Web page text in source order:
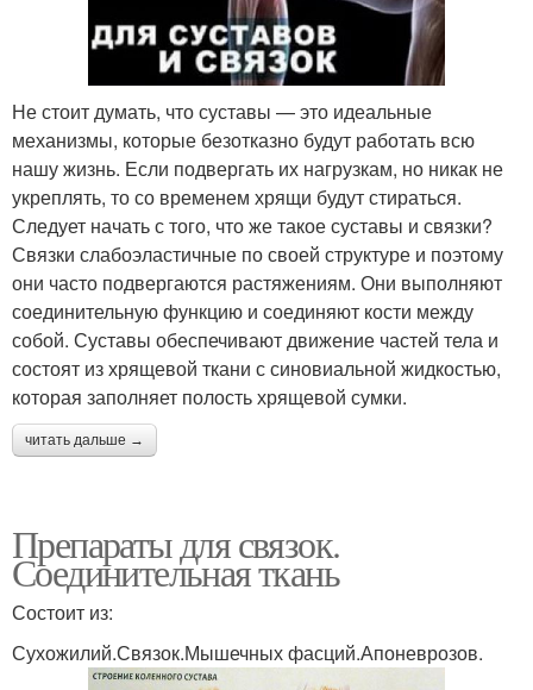
Не стоит думать, что суставы — это идеальные
механизмы, которые безотказно будут работать всю
нашу жизнь. Если подвергать их нагрузкам, но никак не
укреплять, то со временем хрящи будут стираться.
Следует начать с того, что же такое суставы и связки?
Связки слабоэластичные по своей структуре и поэтому
они часто подвергаются растяжениям. Они выполняют
соединительную функцию и соединяют кости между
собой. Суставы обеспечивают движение частей тела и
состоят из хрящевой ткани с синовиальной жидкостью,
которая заполняет полость хрящевой сумки.
читать дальше →
Препараты для связок.
Соединительная ткань
Состоит из:
Сухожилий.Связок.Мышечных фасций.Апоневрозов.